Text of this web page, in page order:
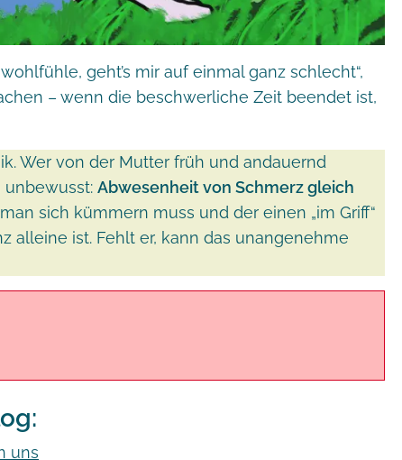
geht’s mir auf einmal ganz schlecht“,
– wenn die beschwerliche Zeit beendet ist,
Wer von der Mutter früh und andauernd
Abwesenheit von Schmerz gleich
sich kümmern muss und der einen „im Griff“
alleine ist. Fehlt er, kann das unangenehme
uns